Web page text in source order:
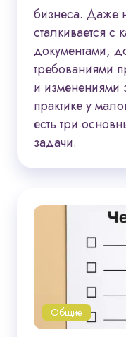
бизнеса. Даже
сталкивается с
документами,
требованиями
и изменениями
практике у
есть три
задачи.
Общие